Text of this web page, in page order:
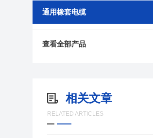
通用橡套电缆
查看全部产品
相关文章
RELATED ARTICLES